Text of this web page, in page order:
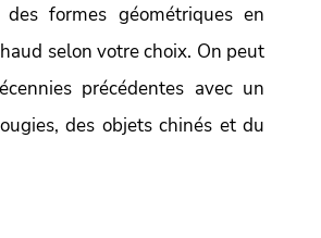
formes géométriques en
selon votre choix. On peut
précédentes avec un
des objets chinés et du